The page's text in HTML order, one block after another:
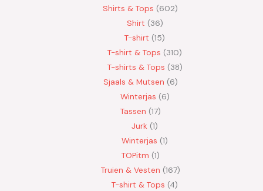
Shirts & Tops 602
Shirt 36
T-shirt 15
T-shirt & Tops 310
T-shirts & Tops 38
Sjaals & Mutsen 6
Winterjas 6
Tassen 17
Jurk 1
Winterjas 1
TOPitm 1
Truien & Vesten 167
T-shirt & Tops 4